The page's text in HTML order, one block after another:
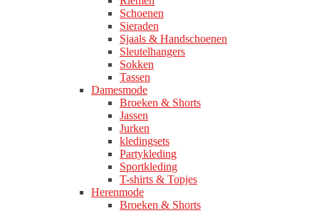
Schoenen
Sieraden
Sjaals & Handschoenen
Sleutelhangers
Sokken
Tassen
Damesmode
Broeken & Shorts
Jassen
Jurken
kledingsets
Partykleding
Sportkleding
T-shirts & Topjes
Herenmode
Broeken & Shorts